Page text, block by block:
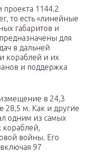
1144.2
то есть «линейные
габаритов и
для
в дальней
кораблей и их
и поддержка
в 24,3
28,5 м. Как и другие
одним из самых
войны. Его
97